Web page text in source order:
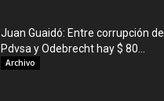
Juan Guaidó: Entre corrupción de
Pdvsa y Odebrecht hay $ 80...
Archivo